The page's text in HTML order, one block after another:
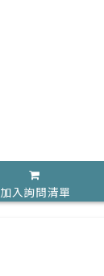
加入詢問清單